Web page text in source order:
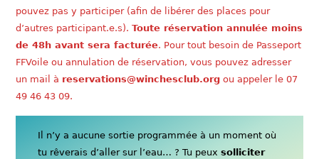
pouvez pas y participer (afin de libérer des places pour
d’autres participant.e.s).Toute réservation annulée moins
de 48h avant sera facturée. Pour tout besoin de Passeport
FFVoile ou annulation de réservation, vous pouvez adresser
un mail à reservations@winchesclub.org ou appeler le 07
49 46 43 09.
Il n’y a aucune sortie programmée à un moment où
tu rêverais d’aller sur l’eau… ? Tu peuxsolliciter